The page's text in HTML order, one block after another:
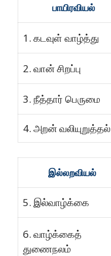
பாயிரவியல்
1. கடவுள் வாழ்த்து
2. வான் சிறப்பு
3. நீத்தார் பெருமை
4. அறன் வலியுறுத்தல்
இல்லறவியல்
5. இல்வாழ்க்கை
6. வாழ்க்கைத்
துணைநலம்